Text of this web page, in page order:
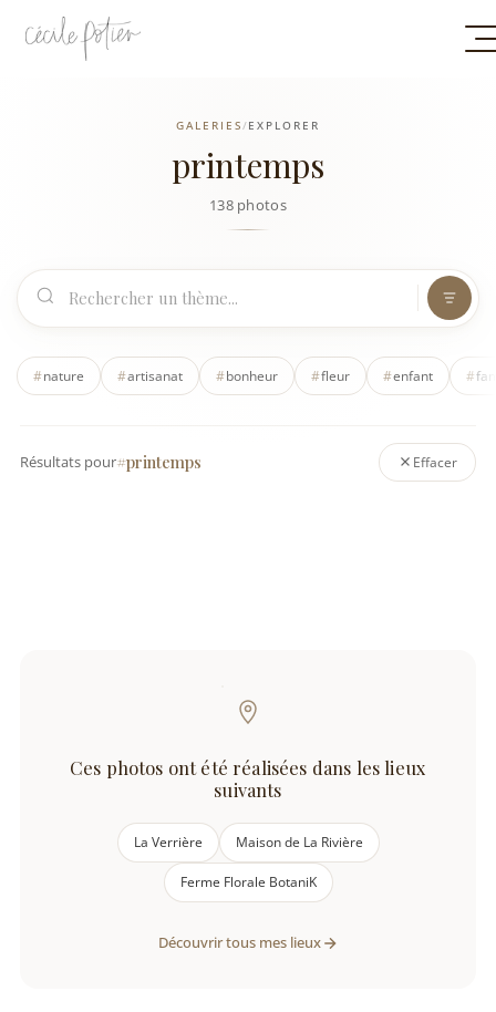
GALERIES/EXPLORER
printemps
138 photos
#nature #artisanat #bonheur #fleur #enfant #
Résultats pour#printemps Effacer
Ces photos ont été réalisées dans les lieux
suivants
La Verrière Maison de La Rivière
Ferme Florale BotaniK
Découvrir tous mes lieux